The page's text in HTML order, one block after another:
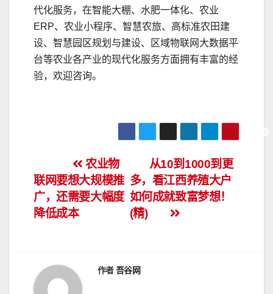
代化服务，在智能大棚、水肥一体化、农业
ERP、农业小程序、智慧农旅、高标准农田建
设、智慧园区规划与建设、区域物联网大数据平
台等农业各产业的现代化服务方面拥有丰富的经
验，欢迎咨询。
文
章
导
从10到1000到更
多，看江西养殖大户
如何成就致富梦想！
(精)
农业物
联网要想大规模推
广，还需要大幅度
降低成本
作者吾谷网